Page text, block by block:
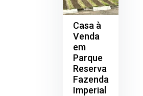
Casa à
Venda
em
Parque
Reserva
Fazenda
Imperial